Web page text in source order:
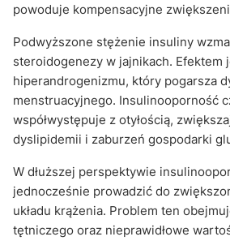
powoduje kompensacyjne
Podwyższone stężenie insuliny
steroidogenezy w jajnikach. Efektem
hiperandrogenizmu, który pogarsza
menstruacyjnego. Insulinooporność
współwystępuje z otyłością,
dyslipidemii i zaburzeń gospodarki
W dłuższej perspektywie
jednocześnie prowadzić do
układu krążenia. Problem ten
tętniczego oraz nieprawidłowe